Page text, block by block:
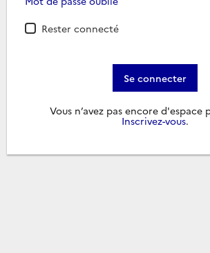
Rester connecté
Se connecter
Vous n’avez pas encore d'espace
Inscrivez-vous.